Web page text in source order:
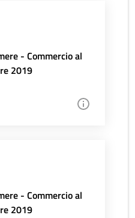
- Commercio al
2019
- Commercio al
2019